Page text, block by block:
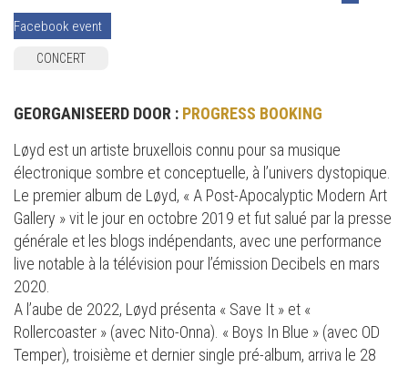
Facebook event
CONCERT
GEORGANISEERD DOOR : PROGRESS BOOKING
Løyd est un artiste bruxellois connu pour sa musique
électronique sombre et conceptuelle, à l’univers dystopique.
Le premier album de Løyd, « A Post-Apocalyptic Modern Art
Gallery » vit le jour en octobre 2019 et fut salué par la presse
générale et les blogs indépendants, avec une performance
live notable à la télévision pour l’émission Decibels en mars
2020.
A l’aube de 2022, Løyd présenta « Save It » et «
Rollercoaster » (avec Nito-Onna). « Boys In Blue » (avec OD
Temper), troisième et dernier single pré-album, arriva le 28